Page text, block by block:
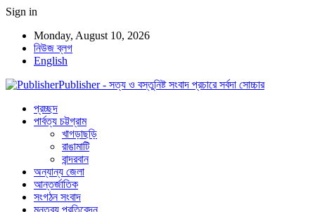
Sign in
Monday, August 10, 2026
নিউজ ব্লগ
English
Publisher - সত্য ও বস্তুনিষ্ট সংবাদ প্রচারে সর্বদা সোচ্চার
প্রচ্ছদ
পার্বত্য চট্টগ্রাম
খাগড়াছড়ি
রাঙামাটি
বান্দরবান
অন্যান্য জেলা
আন্তর্জাতিক
সংগঠন সংবাদ
মন্তব্য প্রতিবেদন